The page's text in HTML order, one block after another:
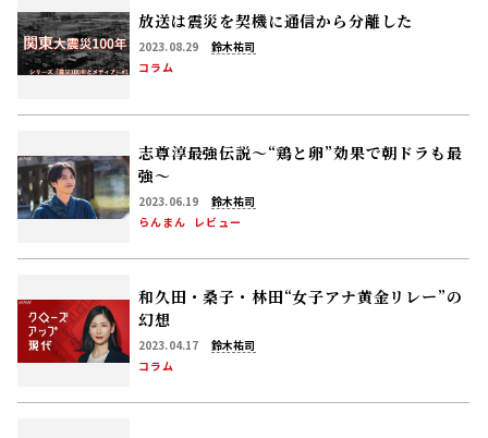
放送は震災を契機に通信から分離した
2023.08.29
鈴木祐司
コラム
志尊淳最強伝説～“鶏と卵”効果で朝ドラも最
強～
2023.06.19
鈴木祐司
らんまん
レビュー
和久田・桑子・林田“女子アナ黄金リレー”の
幻想
2023.04.17
鈴木祐司
コラム